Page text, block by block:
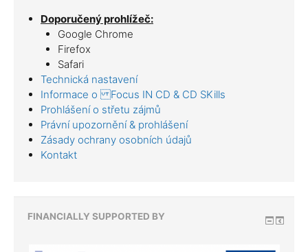
Doporučený prohlížeč:
Google Chrome
Firefox
Safari
Technická nastavení
Informace o Focus IN CD & CD SKills
Prohlášení o střetu zájmů
Právní upozornění & prohlášení
Zásady ochrany osobních údajů
Kontakt
FINANCIALLY SUPPORTED BY